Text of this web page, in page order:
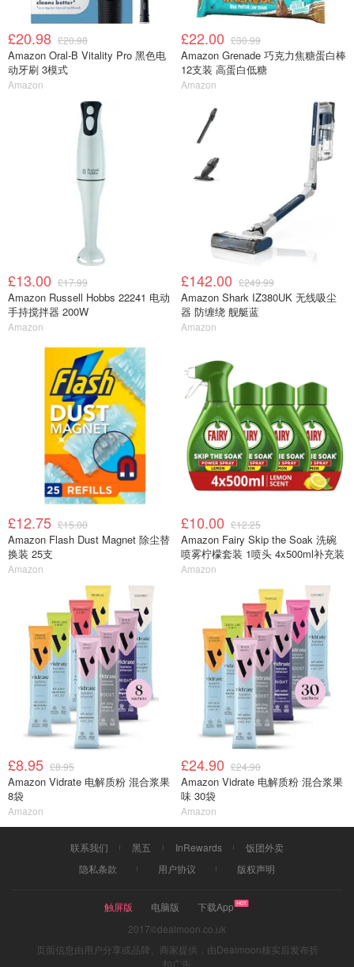
£20.98 £20.98
Amazon Oral-B Vitality Pro 黑色电
动牙刷 3模式
Amazon
£22.00 £30.99
Amazon Grenade 巧克力焦糖蛋白棒
12支装 高蛋白低糖
Amazon
£13.00 £17.99
Amazon Russell Hobbs 22241 电动
手持搅拌器 200W
Amazon
£142.00 £249.99
Amazon Shark IZ380UK 无线吸尘
器 防缠绕 舰艇蓝
Amazon
£12.75 £15.00
Amazon Flash Dust Magnet 除尘替
换装 25支
Amazon
£10.00 £12.25
Amazon Fairy Skip the Soak 洗碗
喷雾柠檬套装 1喷头 4x500ml补充装
Amazon
£8.95 £8.95
Amazon Vidrate 电解质粉 混合浆果
8袋
Amazon
£24.90 £24.90
Amazon Vidrate 电解质粉 混合浆果
味 30袋
Amazon
联系我们 黑五 InRewards
饭团外卖
隐私条款
用户协议 版权声明
触屏版 电脑版
下载App
2017©dealmoon.co.uk
页面信息由用户分享或品牌、商家提供，由Dealmoon核实后发布折
扣广告